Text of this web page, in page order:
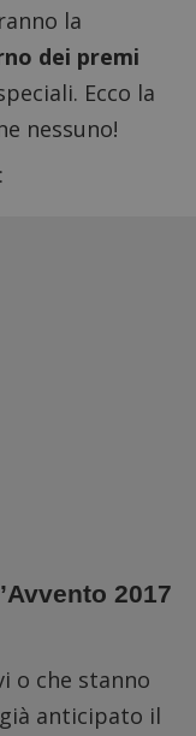
la
dei premi
Ecco la
nessuno!
2017
o che stanno
anticipato il